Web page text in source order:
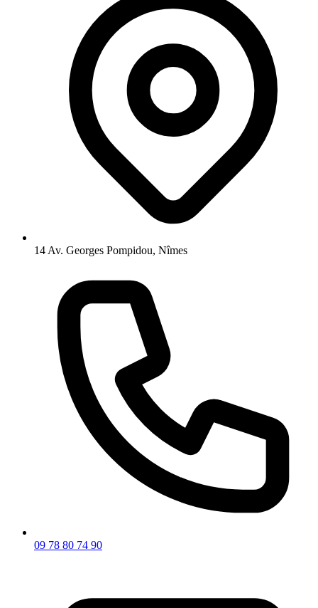
14 Av. Georges Pompidou, Nîmes
09 78 80 74 90